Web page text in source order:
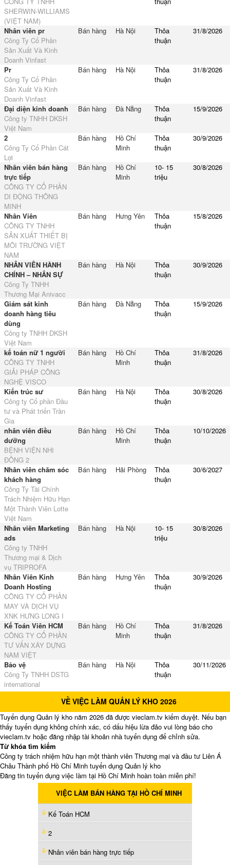
SHERWIN-WILLIAMS
(VIỆT NAM)
Nhân viên pr
Công Ty Cổ Phần
Sản Xuất Và Kinh
Doanh Vinfast
Bán hàng Hà Nội
Thỏa
thuận
31/8/2026
Pr
Công Ty Cổ Phần
Sản Xuất Và Kinh
Doanh Vinfast
Bán hàng Hà Nội
Thỏa
thuận
31/8/2026
Đại diện kinh doanh
Công ty TNHH DKSH
Việt Nam
Bán hàng Đà Nẵng
Thỏa
thuận
15/9/2026
2
Công Ty Cổ Phần Cát
Lợi
Bán hàng
Hồ Chí
Minh
Thỏa
thuận
30/9/2026
Nhân viên bán hàng
trực tiếp
CÔNG TY CỔ PHẦN
DI ĐỘNG THÔNG
MINH
Bán hàng
Hồ Chí
Minh
10- 15
triệu
30/8/2026
Nhân Viên
CÔNG TY TNHH
SẢN XUẤT THIẾT BỊ
MÔI TRƯỜNG VIỆT
NAM
Bán hàng Hưng Yên
Thỏa
thuận
15/8/2026
NHÂN VIÊN HÀNH
CHÍNH – NHÂN SỰ
Công Ty TNHH
Thương Mại Anivacc
Bán hàng Hà Nội
Thỏa
thuận
30/9/2026
Giám sát kinh
doanh hàng tiêu
dùng
Công ty TNHH DKSH
Việt Nam
Bán hàng Đà Nẵng
Thỏa
thuận
15/9/2026
kế toán nữ 1 người
CÔNG TY TNHH
GIẢI PHÁP CÔNG
NGHỆ VISCO
Bán hàng
Hồ Chí
Minh
Thỏa
thuận
31/8/2026
Kiến trúc sư
Công ty Cổ phần Đầu
tư và Phát triển Trần
Gia
Bán hàng Hà Nội
Thỏa
thuận
30/8/2026
nhân viên điều
dưỡng
BỆNH VIỆN NHI
ĐỒNG 2
Bán hàng
Hồ Chí
Minh
Thỏa
thuận
10/10/2026
Nhân viên chăm sóc
khách hàng
Công Ty Tài Chính
Trách Nhiệm Hữu Hạn
Một Thành Viên Lotte
Việt Nam
Bán hàng Hải Phòng
Thỏa
thuận
30/6/2027
Nhân viên Marketing
ads
Công ty TNHH
Thương mại & Dịch
vụ TRIPROFA
Bán hàng Hà Nội
10- 15
triệu
30/8/2026
Nhân Viên Kinh
Doanh Hosting
CÔNG TY CỔ PHẦN
MAY VÀ DỊCH VỤ
XNK HƯNG LONG I
Bán hàng Hưng Yên
Thỏa
thuận
30/9/2026
Kế Toán Viên HCM
CÔNG TY CỔ PHẦN
TƯ VẤN XÂY DỰNG
NAM VIỆT
Bán hàng
Hồ Chí
Minh
Thỏa
thuận
31/8/2026
Bảo vệ
Công Ty TNHH DSTG
international
Bán hàng Hà Nội
Thỏa
thuận
30/11/2026
VỀ VIỆC LÀM QUẢN LÝ KHO 2026
Tuyển dụng Quản lý kho năm 2026 đã được vieclam.tv kiểm duyệt. Nếu bạn
thấy tuyển dụng không chính xác, có dấu hiệu lừa đảo vui lòng báo cho
vieclam.tv hoặc đăng nhập tài khoản nhà tuyển dụng để chỉnh sửa.
Từ khóa tìm kiếm
Công ty trách nhiệm hữu hạn một thành viên Thương mại và đầu tư Liên Á
Châu Thành phố Hồ Chí Minh tuyển dụng Quản lý kho
Đăng tin tuyển dụng việc làm tại Hồ Chí Minh hoàn toàn miễn phí!
VIỆC LÀM BÁN HÀNG TẠI HỒ CHÍ MINH
Kế Toán HCM
2
Nhân viên bán hàng trực tiếp